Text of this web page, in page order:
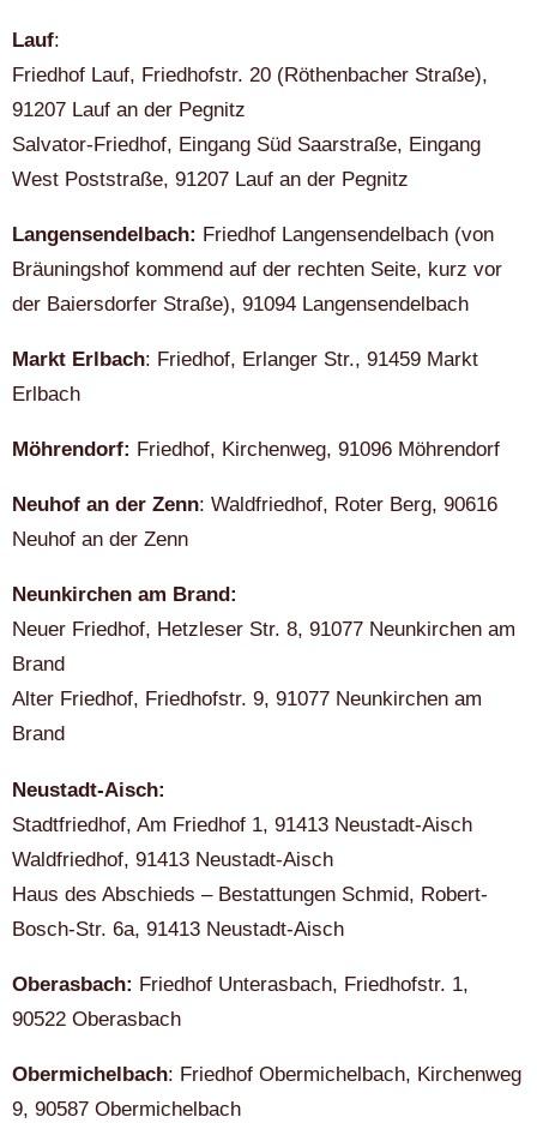
Lauf:
Friedhof Lauf, Friedhofstr. 20 (Röthenbacher Straße),
91207 Lauf an der Pegnitz
Salvator-Friedhof, Eingang Süd Saarstraße, Eingang
West Poststraße, 91207 Lauf an der Pegnitz
Langensendelbach: Friedhof Langensendelbach (von
Bräuningshof kommend auf der rechten Seite, kurz vor
der Baiersdorfer Straße), 91094 Langensendelbach
Markt Erlbach: Friedhof, Erlanger Str., 91459 Markt
Erlbach
Möhrendorf: Friedhof, Kirchenweg, 91096 Möhrendorf
Neuhof an der Zenn: Waldfriedhof, Roter Berg, 90616
Neuhof an der Zenn
Neunkirchen am Brand:
Neuer Friedhof, Hetzleser Str. 8, 91077 Neunkirchen am
Brand
Alter Friedhof, Friedhofstr. 9, 91077 Neunkirchen am
Brand
Neustadt-Aisch:
Stadtfriedhof, Am Friedhof 1, 91413 Neustadt-Aisch
Waldfriedhof, 91413 Neustadt-Aisch
Haus des Abschieds – Bestattungen Schmid, Robert-
Bosch-Str. 6a, 91413 Neustadt-Aisch
Oberasbach: Friedhof Unterasbach, Friedhofstr. 1,
90522 Oberasbach
Obermichelbach: Friedhof Obermichelbach, Kirchenweg
9, 90587 Obermichelbach